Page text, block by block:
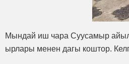
Мындай иш чара Суусамыр
ырлары менен дагы коштор.